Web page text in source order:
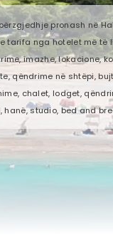
pronash në
tarifa nga hotelet më të
imazhe, lokacione,
qëndrime në shtëpi,
chalet, lodget,
hanë, studio, bed and